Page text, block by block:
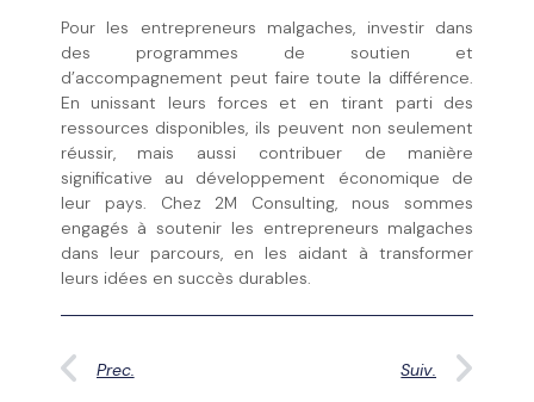
Pour les entrepreneurs malgaches, investir dans
des programmes de soutien et
d’accompagnement peut faire toute la différence.
En unissant leurs forces et en tirant parti des
ressources disponibles, ils peuvent non seulement
réussir, mais aussi contribuer de manière
significative au développement économique de
leur pays. Chez 2M Consulting, nous sommes
engagés à soutenir les entrepreneurs malgaches
dans leur parcours, en les aidant à transformer
leurs idées en succès durables.
Prec. Suiv.